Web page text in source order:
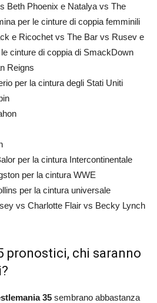
Beth Phoenix e Natalya vs The
per le cinture di coppia femminili
e Ricochet vs The Bar vs Rusev e
cinture di coppia di SmackDown
Reigns
per la cintura degli Stati Uniti
per la cintura Intercontinentale
per la cintura WWE
per la cintura universale
vs Charlotte Flair vs Becky Lynch
pronostici, chi saranno
35 sembrano abbastanza